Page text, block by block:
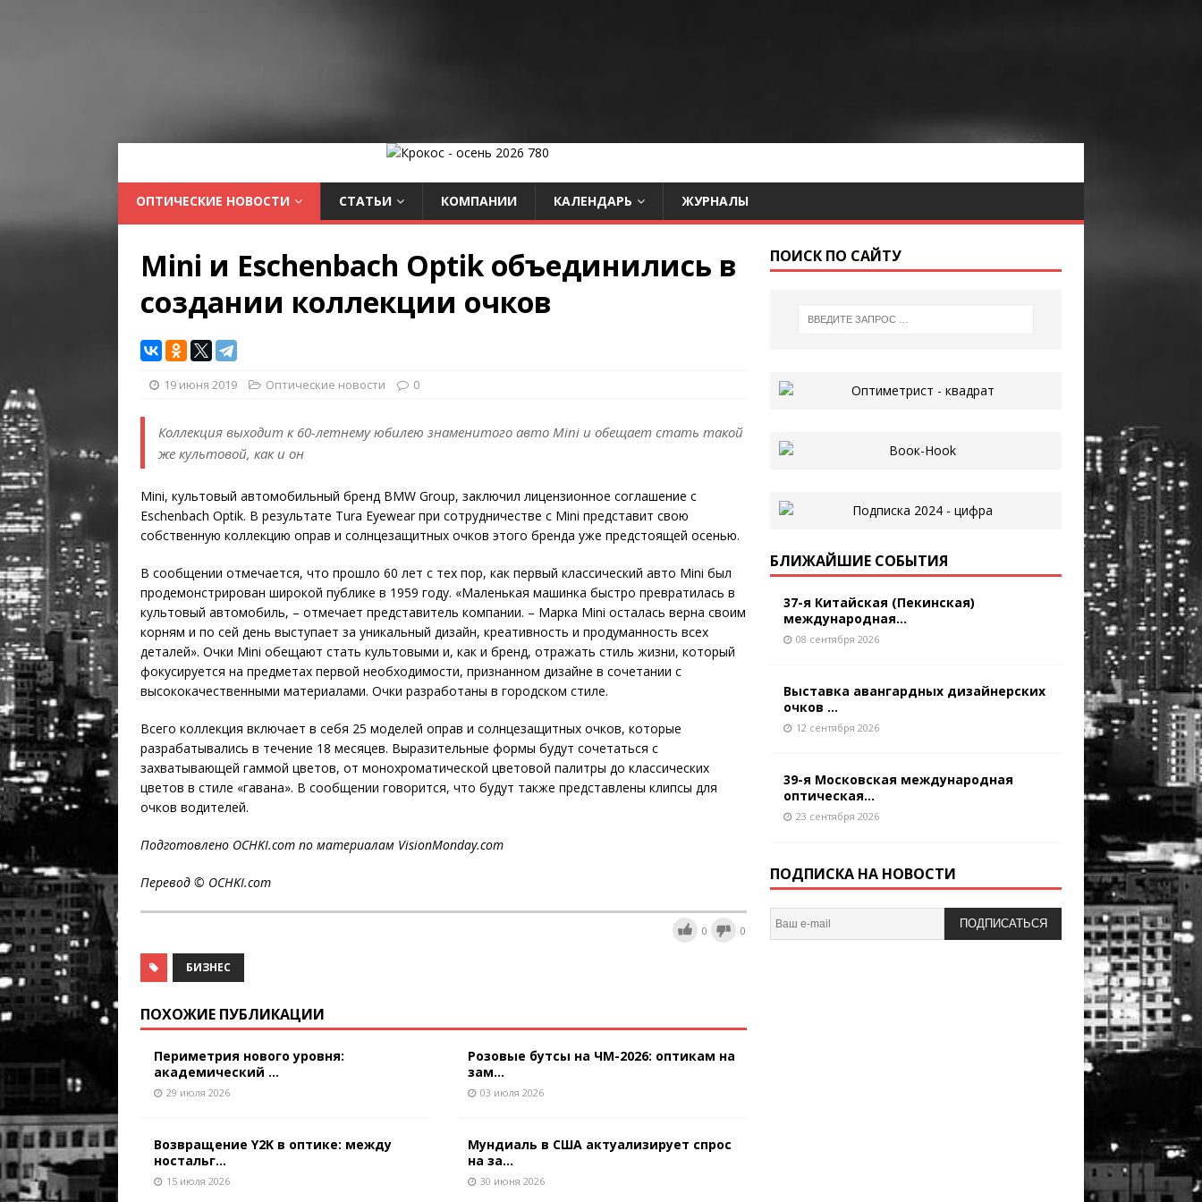
ОПТИЧЕСКИЕ НОВОСТИ СТАТЬИ КОМПАНИИ КАЛЕНДАРЬ ЖУРНАЛЫ
Mini и Eschenbach Optik объединились в
создании коллекции очков
19 июня 2019 Оптические новости 0
Коллекция выходит к 60-летнему юбилею знаменитого авто Mini и обещает стать такой
же культовой, как и он
Mini, культовый автомобильный бренд BMW Group, заключил лицензионное соглашение с
Eschenbach Optik. В результате Tura Eyewear при сотрудничестве с Mini представит свою
собственную коллекцию оправ и солнцезащитных очков этого бренда уже предстоящей осенью.
В сообщении отмечается, что прошло 60 лет с тех пор, как первый классический авто Mini был
продемонстрирован широкой публике в 1959 году. «Маленькая машинка быстро превратилась в
культовый автомобиль, – отмечает представитель компании. – Марка Mini осталась верна своим
корням и по сей день выступает за уникальный дизайн, креативность и продуманность всех
деталей». Очки Mini обещают стать культовыми и, как и бренд, отражать стиль жизни, который
фокусируется на предметах первой необходимости, признанном дизайне в сочетании с
высококачественными материалами. Очки разработаны в городском стиле.
Всего коллекция включает в себя 25 моделей оправ и солнцезащитных очков, которые
разрабатывались в течение 18 месяцев. Выразительные формы будут сочетаться с
захватывающей гаммой цветов, от монохроматической цветовой палитры до классических
цветов в стиле «гавана». В сообщении говорится, что будут также представлены клипсы для
очков водителей.
Подготовлено OCHKI.com по материалам VisionMonday.com
Перевод © OCHKI.com
0 0
БИЗНЕС
ПОХОЖИЕ ПУБЛИКАЦИИ
Периметрия нового уровня:
академический ...
29 июля 2026
Возвращение Y2K в оптике: между
ностальг...
15 июля 2026
Розовые бутсы на ЧМ-2026: оптикам на
зам...
03 июля 2026
Мундиаль в США актуализирует спрос
на за...
30 июня 2026
ПОИСК ПО САЙТУ
БЛИЖАЙШИЕ СОБЫТИЯ
37-я Китайская (Пекинская)
международная...
08 сентября 2026
Выставка авангардных дизайнерских
очков ...
12 сентября 2026
39-я Московская международная
оптическая...
23 сентября 2026
ПОДПИСКА НА НОВОСТИ
ПОДПИСАТЬСЯ